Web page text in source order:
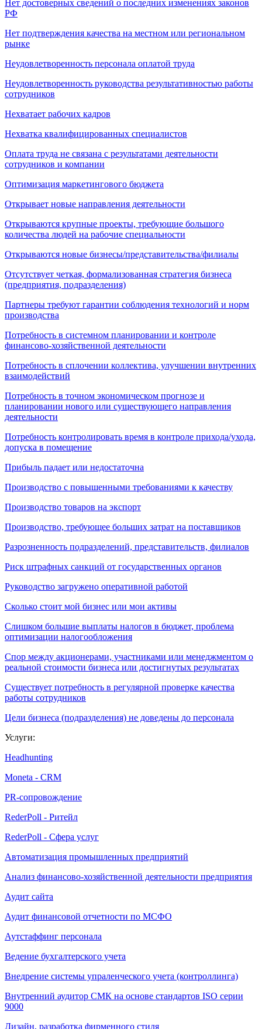
Нет достоверных сведений о последних изменениях законов
РФ
Нет подтверждения качества на местном или региональном
рынке
Неудовлетворенность персонала оплатой труда
Неудовлетворенность руководства результативностью работы
сотрудников
Нехватает рабочих кадров
Нехватка квалифицированных специалистов
Оплата труда не связана с результатами деятельности
сотрудников и компании
Оптимизация маркетингового бюджета
Открывает новые направления деятельности
Открываются крупные проекты, требующие большого
количества людей на рабочие специальности
Открываются новые бизнесы/представительства/филиалы
Отсутствует четкая, формализованная стратегия бизнеса
(предприятия, подразделения)
Партнеры требуют гарантии соблюдения технологий и норм
производства
Потребность в системном планировании и контроле
финансово-хозяйственной деятельности
Потребность в сплочении коллектива, улучшении внутренних
взаимодействий
Потребность в точном экономическом прогнозе и
планировании нового или существующего направления
деятельности
Потребность контролировать время в контроле прихода/ухода,
допуска в помещение
Прибыль падает или недостаточна
Производство с повышенными требованиями к качеству
Производство товаров на экспорт
Производство, требующее больших затрат на поставщиков
Разрозненность подразделений, представительств, филиалов
Риск штрафных санкций от государственных органов
Руководство загружено оперативной работой
Сколько стоит мой бизнес или мои активы
Слишком большие выплаты налогов в бюджет, проблема
оптимизации налогообложения
Спор между акционерами, участниками или менеджментом о
реальной стоимости бизнеса или достигнутых результатах
Существует потребность в регулярной проверке качества
работы сотрудников
Цели бизнеса (подразделения) не доведены до персонала
Услуги:
Headhunting
Moneta - CRM
PR-сопровождение
RederPoll - Ритейл
RederPoll - Сфера услуг
Автоматизация промышленных предприятий
Анализ финансово-хозяйственной деятельности предприятия
Аудит сайта
Аудит финансовой отчетности по МСФО
Аутстаффинг персонала
Ведение бухгалтерского учета
Внедрение системы упраленческого учета (контроллинга)
Внутренний аудитор СМК на основе стандартов ISO серии
9000
Дизайн, разработка фирменного стиля